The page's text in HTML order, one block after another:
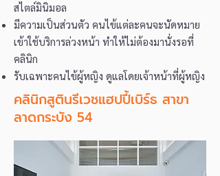
สไตล์มินิมอล
มีความเป็นส่วนตัว คนไข้แต่ละคนจะนัดหมาย
เข้าใช้บริการล่วงหน้า ทำให้ไม่ต้องมานั่งรอที่
คลินิก
รับเฉพาะคนไข้ผู้หญิง ดูแลโดยเจ้าหน้าที่ผู้หญิง
คลินิกสูตินรีเวชแฮปปี้เบิร์ธ สาขา
ลาดกระบัง 54